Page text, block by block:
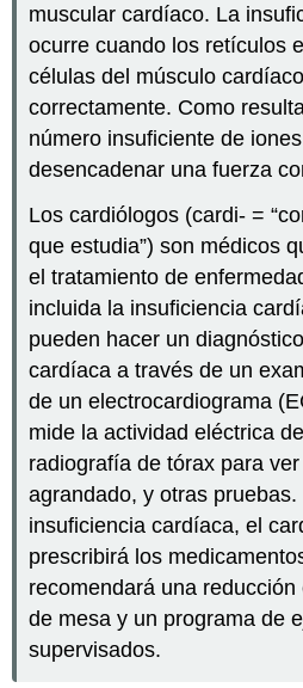
muscular cardíaco. La
ocurre cuando los retículos
células del músculo
correctamente. Como
número insuficiente de
desencadenar una fuerza
Los cardiólogos (cardi- =
que estudia”) son médicos
el tratamiento de
incluida la insuficiencia
pueden hacer un
cardíaca a través de un
de un electrocardiograma
mide la actividad eléctrica
radiografía de tórax para
agrandado, y otras
insuficiencia cardíaca, el
prescribirá los
recomendará una reducción
de mesa y un programa de
supervisados.